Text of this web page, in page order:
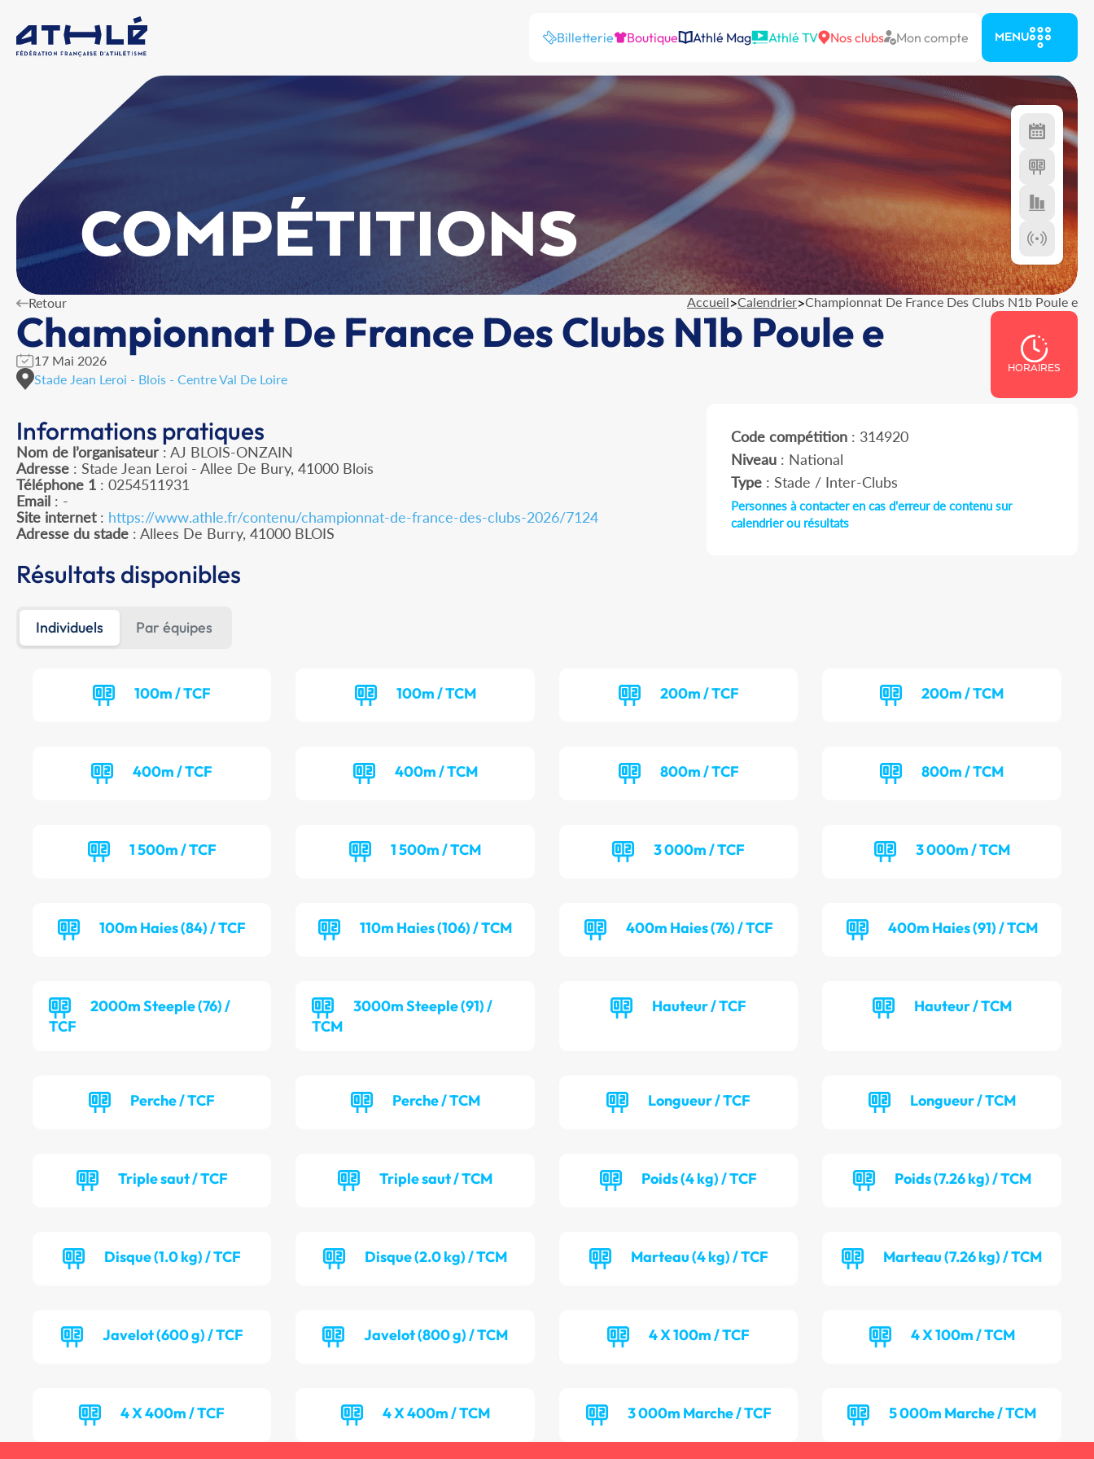
Billetterie Boutique Athlé Mag Athlé TV Nos clubs Mon compte MENU
COMPÉTITIONS
Retour Accueil>Calendrier>Championnat De France Des Clubs N1b Poule e
Championnat De France Des Clubs N1b Poule e
17 Mai 2026
Stade Jean Leroi - Blois - Centre Val De Loire
HORAIRES
Informations pratiques
Nom de l’organisateur : AJ BLOIS-ONZAIN
Adresse : Stade Jean Leroi - Allee De Bury, 41000 Blois
Téléphone 1 : 0254511931
Email : -
Site internet: https://www.athle.fr/contenu/championnat-de-france-des-clubs-2026/7124
Adresse du stade : Allees De Burry, 41000 BLOIS
Code compétition: 314920
Niveau: National
Type: Stade / Inter-Clubs
Personnes à contacter en cas d'erreur de contenu sur
calendrier ou résultats
Résultats disponibles
Individuels Par équipes
100m / TCF 100m / TCM 200m / TCF 200m / TCM
400m / TCF 400m / TCM 800m / TCF 800m / TCM
1 500m / TCF 1 500m / TCM 3 000m / TCF 3 000m / TCM
100m Haies (84) / TCF 110m Haies (106) / TCM 400m Haies (76) / TCF 400m Haies (91) / TCM
2000m Steeple (76) /
TCF
3000m Steeple (91) /
TCM
Hauteur / TCF Hauteur / TCM
Perche / TCF Perche / TCM Longueur / TCF Longueur / TCM
Triple saut / TCF Triple saut / TCM Poids (4 kg) / TCF Poids (7.26 kg) / TCM
Disque (1.0 kg) / TCF Disque (2.0 kg) / TCM Marteau (4 kg) / TCF Marteau (7.26 kg) / TCM
Javelot (600 g) / TCF Javelot (800 g) / TCM 4 X 100m / TCF 4 X 100m / TCM
4 X 400m / TCF 4 X 400m / TCM 3 000m Marche / TCF 5 000m Marche / TCM